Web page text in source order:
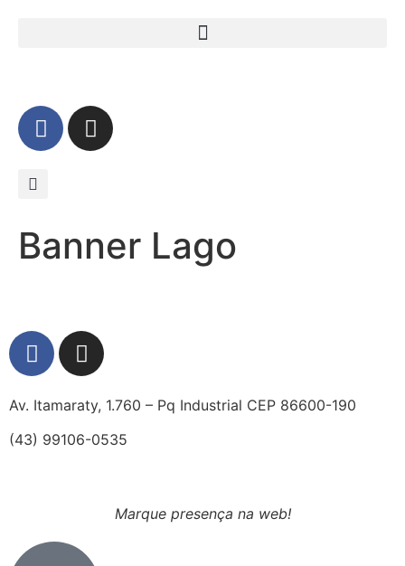
Banner Lago
Av. Itamaraty, 1.760 – Pq Industrial CEP 86600-190
(43) 99106-0535
Marque presença na web!